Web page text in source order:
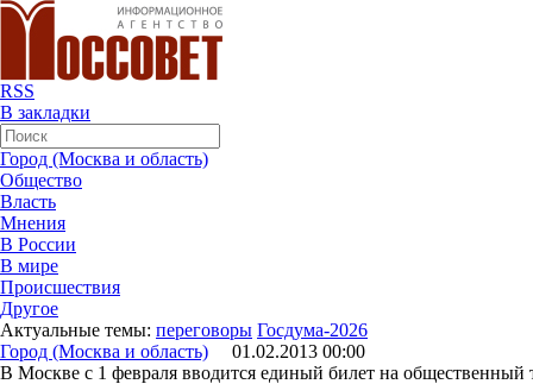
RSS
В закладки
Город (Москва и область)
Общество
Власть
Мнения
В России
В мире
Происшествия
Другое
Актуальные темы: переговоры Госдума-2026
Город (Москва и область) 01.02.2013 00:00
В Москве с 1 февраля вводится единый билет на общественный